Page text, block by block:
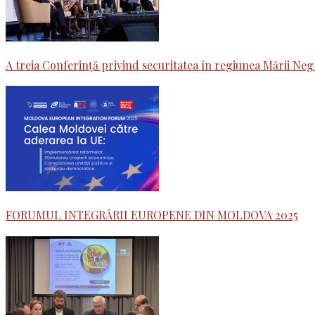
A treia Conferință privind securitatea în regiunea Mării
FORUMUL INTEGRĂRII EUROPENE DIN MOLDOVA 2025